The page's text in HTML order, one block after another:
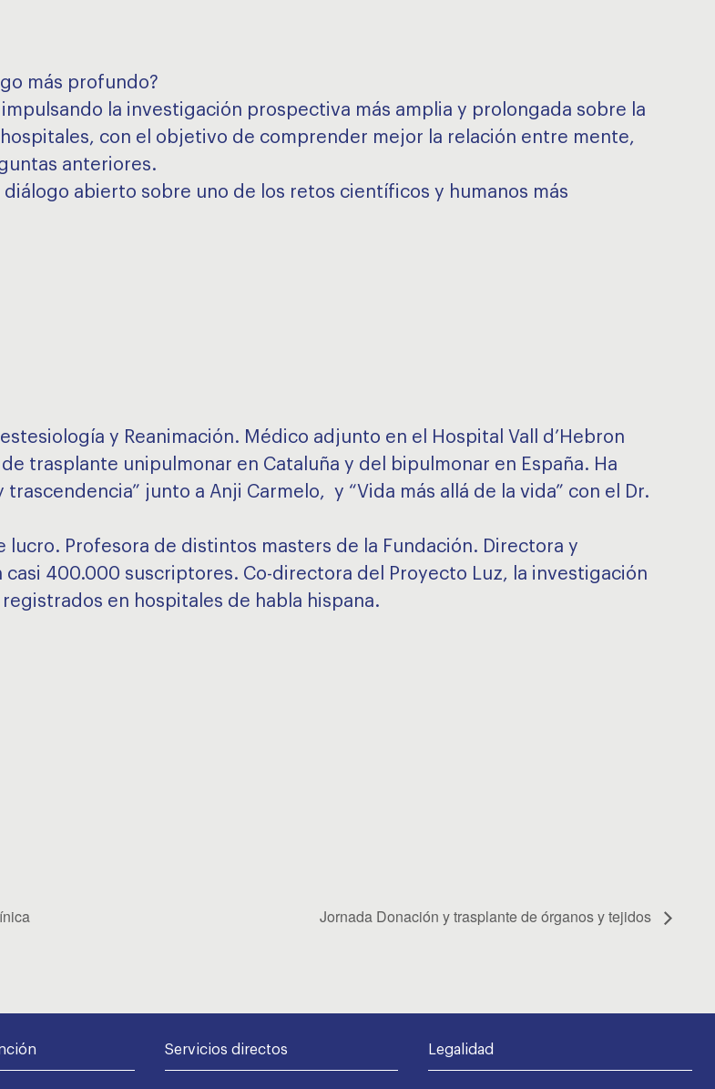
más profundo?
la investigación prospectiva más amplia y prolongada sobre la
con el objetivo de comprender mejor la relación entre mente,
anteriores.
abierto sobre uno de los retos científicos y humanos más
y Reanimación. Médico adjunto en el Hospital Vall d’Hebron
trasplante unipulmonar en Cataluña y del bipulmonar en España. Ha
junto a Anji Carmelo, y “Vida más allá de la vida” con el Dr.
lucro. Profesora de distintos masters de la Fundación. Directora y
casi 400.000 suscriptores. Co-directora del Proyecto Luz, la investigación
en hospitales de habla hispana.
Jornada Donación y trasplante de órganos y tejidos
Servicios directos Legalidad